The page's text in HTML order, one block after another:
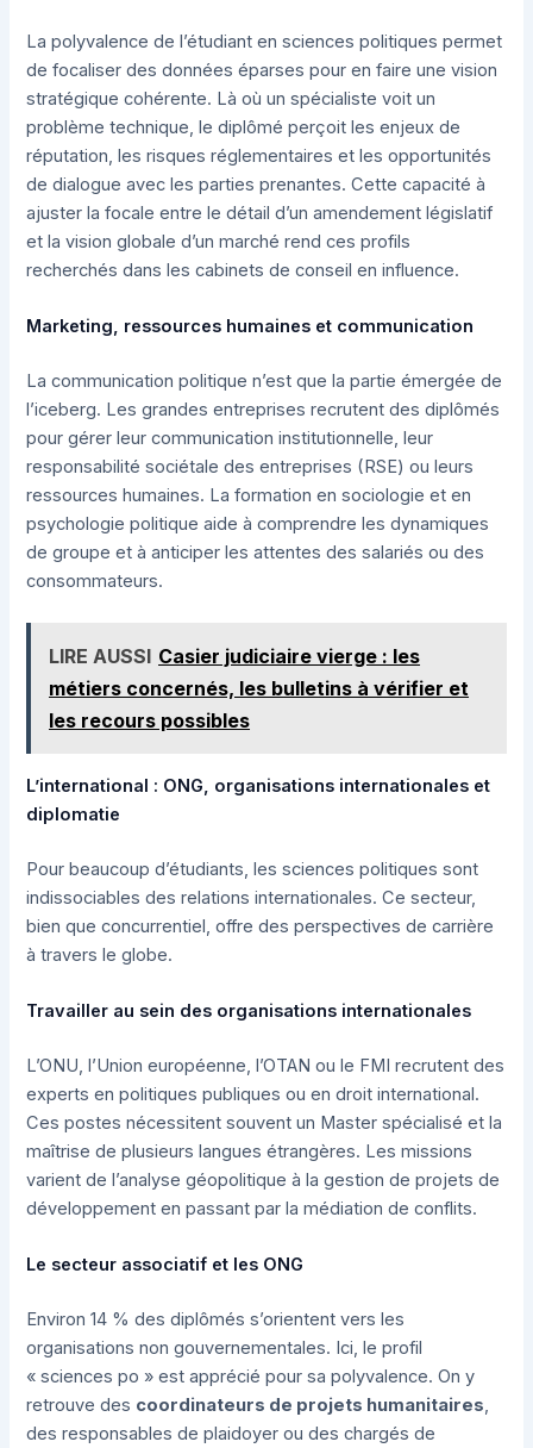
La polyvalence de l’étudiant en sciences politiques permet
de focaliser des données éparses pour en faire une vision
stratégique cohérente. Là où un spécialiste voit un
problème technique, le diplômé perçoit les enjeux de
réputation, les risques réglementaires et les opportunités
de dialogue avec les parties prenantes. Cette capacité à
ajuster la focale entre le détail d’un amendement législatif
et la vision globale d’un marché rend ces profils
recherchés dans les cabinets de conseil en influence.
Marketing, ressources humaines et communication
La communication politique n’est que la partie émergée de
l’iceberg. Les grandes entreprises recrutent des diplômés
pour gérer leur communication institutionnelle, leur
responsabilité sociétale des entreprises (RSE) ou leurs
ressources humaines. La formation en sociologie et en
psychologie politique aide à comprendre les dynamiques
de groupe et à anticiper les attentes des salariés ou des
consommateurs.
LIRE AUSSI Casier judiciaire vierge : les
métiers concernés, les bulletins à vérifier et
les recours possibles
L’international : ONG, organisations internationales et
diplomatie
Pour beaucoup d’étudiants, les sciences politiques sont
indissociables des relations internationales. Ce secteur,
bien que concurrentiel, offre des perspectives de carrière
à travers le globe.
Travailler au sein des organisations internationales
L’ONU, l’Union européenne, l’OTAN ou le FMI recrutent des
experts en politiques publiques ou en droit international.
Ces postes nécessitent souvent un Master spécialisé et la
maîtrise de plusieurs langues étrangères. Les missions
varient de l’analyse géopolitique à la gestion de projets de
développement en passant par la médiation de conflits.
Le secteur associatif et les ONG
Environ 14 % des diplômés s’orientent vers les
organisations non gouvernementales. Ici, le profil
« sciences po » est apprécié pour sa polyvalence. On y
retrouve des coordinateurs de projets humanitaires,
des responsables de plaidoyer ou des chargés de